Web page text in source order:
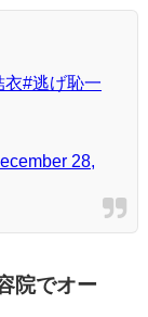
衣#逃げ恥一
28,
院でオー